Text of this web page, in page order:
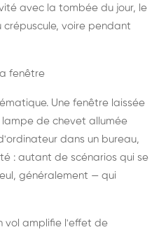
avec la tombée du jour, le
voire pendant
fenêtre
Une fenêtre laissée
lampe de chevet allumée
dans un bureau,
: autant de scénarios qui se
généralement — qui
vol amplifie l'effet de